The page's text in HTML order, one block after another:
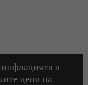
в
цени на